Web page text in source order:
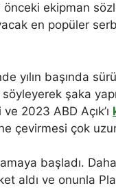
ekipman
en popüler
yılın başında
söyleyerek şaka
2023 ABD Açık’ı
çevirmesi çok
başladı.
aldı ve onunla